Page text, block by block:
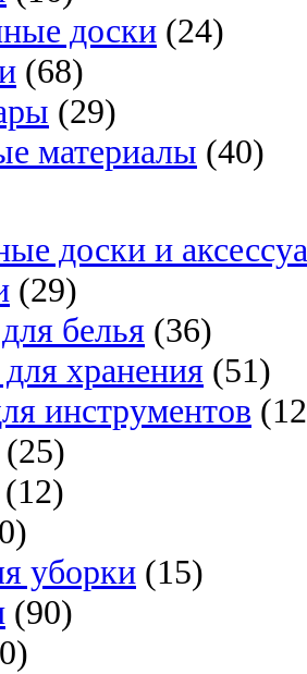
доски (24)
(68)
(29)
материалы (40)
доски и
(29)
белья (36)
хранения (51)
инструментов
(25)
(12)
уборки (15)
(90)